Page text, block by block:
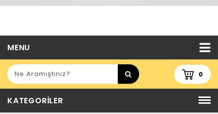
MENU
0
KATEGORILER